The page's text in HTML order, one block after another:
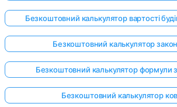
Безкоштовний калькулятор вартості
Безкоштовний калькулятор
Безкоштовний калькулятор формули
Безкоштовний калькулятор